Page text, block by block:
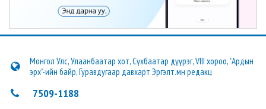
Монгол Улс, Улаанбаатар хот, Сүхбаатар дүүрэг, VIII хороо, "Ардын
эрх"-ийн байр, Гуравдугаар давхарт Эргэлт.мн редакц
7509-1188